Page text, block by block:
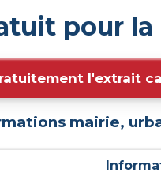
pour la
l'extrait
mairie,